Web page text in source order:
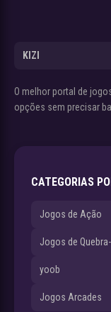
KIZI
O melhor portal de
opções sem precisar
CATEGORIAS
Jogos de Ação
Jogos de
yoob
Jogos Arcades